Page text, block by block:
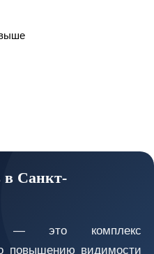
в Санкт-
это комплекс
повышению видимости